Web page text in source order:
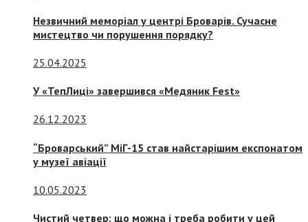
Незвичний меморіал у центрі Броварів. Сучасне
мистецтво чи порушення порядку?
25.04.2025
У «ТепЛиці» завершився «Медяник Fest»
26.12.2023
“Броварський” МіГ-15 став найстарішим експонатом
у музеї авіації
10.05.2023
Чистий четвер: що можна і треба робити у цей